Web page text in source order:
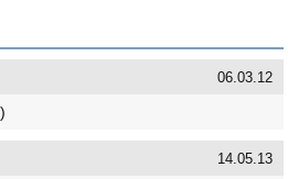
06.03.12
14.05.13